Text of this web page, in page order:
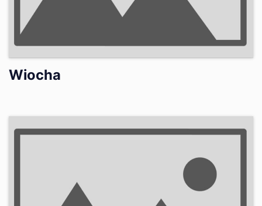
Wiocha